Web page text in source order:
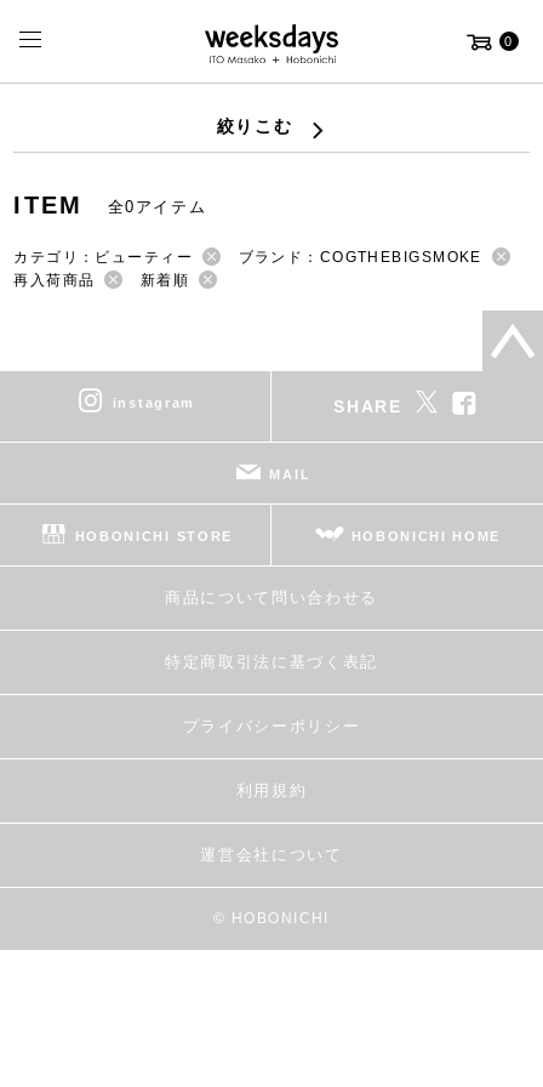
0
絞りこむ
ITEM 全0アイテム
カテゴリ：ビューティー
ブランド：COGTHEBIGSMOKE
再入荷商品
新着順
instagram SHARE
MAIL
HOBONICHI STORE HOBONICHI HOME
商品について問い合わせる
特定商取引法に基づく表記
プライバシーポリシー
利用規約
運営会社について
© HOBONICHI